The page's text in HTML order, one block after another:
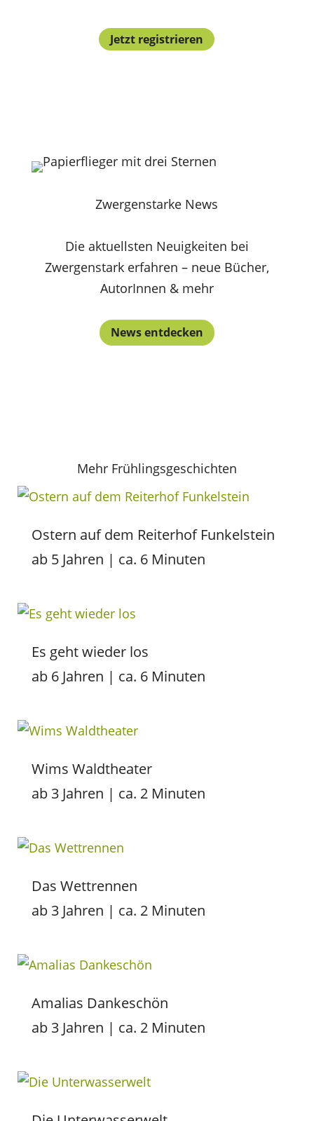
Jetzt registrieren
Zwergenstarke News
Die aktuellsten Neuigkeiten bei
Zwergenstark erfahren – neue Bücher,
AutorInnen & mehr
News entdecken
Mehr Frühlingsgeschichten
Ostern auf dem Reiterhof Funkelstein
ab 5 Jahren | ca. 6 Minuten
Es geht wieder los
ab 6 Jahren | ca. 6 Minuten
Wims Waldtheater
ab 3 Jahren | ca. 2 Minuten
Das Wettrennen
ab 3 Jahren | ca. 2 Minuten
Amalias Dankeschön
ab 3 Jahren | ca. 2 Minuten